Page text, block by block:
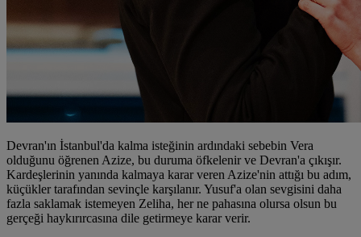
Devran'ın İstanbul'da kalma isteğinin ardındaki sebebin Vera
olduğunu öğrenen Azize, bu duruma öfkelenir ve Devran'a çıkışır.
Kardeşlerinin yanında kalmaya karar veren Azize'nin attığı bu adım,
küçükler tarafından sevinçle karşılanır. Yusuf'a olan sevgisini daha
fazla saklamak istemeyen Zeliha, her ne pahasına olursa olsun bu
gerçeği haykırırcasına dile getirmeye karar verir.